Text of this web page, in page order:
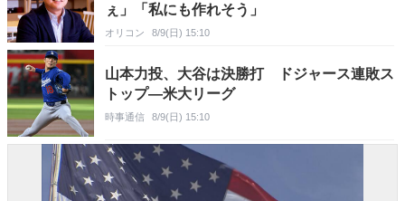
ぇ」「私にも作れそう」
オリコン 8/9(日) 15:10
山本力投、大谷は決勝打 ドジャース連敗ス
トップ―米大リーグ
時事通信 8/9(日) 15:10